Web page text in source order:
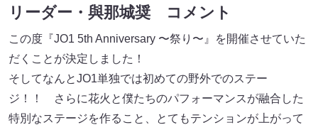
リーダー・與那城奨 コメント
この度『JO1 5th Anniversary 〜祭り〜』を開催させていた
だくことが決定しました！
そしてなんとJO1単独では初めての野外でのステー
ジ！！ さらに花火と僕たちのパフォーマンスが融合した
特別なステージを作ること、とてもテンションが上がって